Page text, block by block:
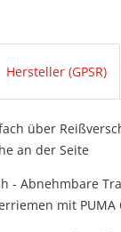
Hersteller (GPSR)
über
an der Seite
- Abnehmbare
mit PUMA